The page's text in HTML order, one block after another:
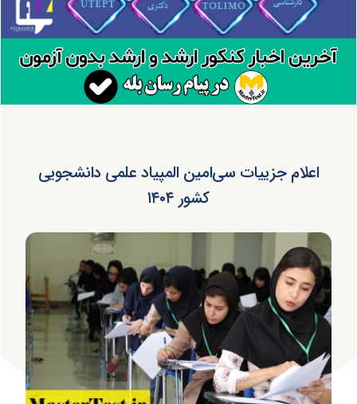
اعلام جزییات سی‌امین المپیاد علمی دانشجویی
کشور ۱۴۰۴